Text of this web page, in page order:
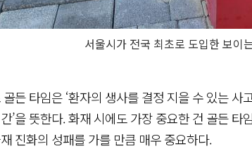
서울시가 전국 최초로 도입한 보이
든 타임은 ‘환자의 생사를 결정 지을 수 있는
’을 뜻한다. 화재 시에도 가장 중요한 건 골든
진화의 성패를 가를 만큼 매우 중요하다.